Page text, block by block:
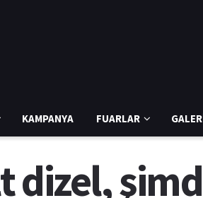
KAMPANYA FUARLAR
dizel,